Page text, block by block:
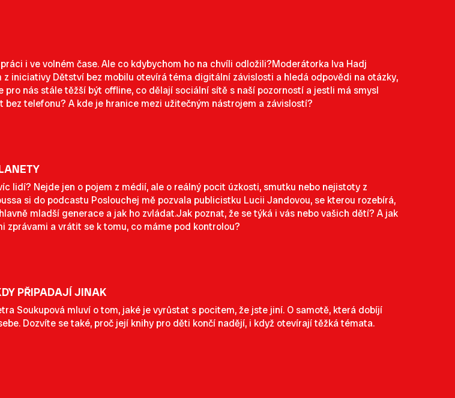
i ve volném čase. Ale co kdybychom ho na chvíli odložili?Moderátorka Iva Hadj
z iniciativy Dětství bez mobilu otevírá téma digitální závislosti a hledá odpovědi na otázky,
pro nás stále těžší být offline, co dělají sociální sítě s naší pozorností a jestli má smysl
telefonu? A kde je hranice mezi užitečným nástrojem a závislostí?
lidí? Nejde jen o pojem z médií, ale o reálný pocit úzkosti, smutku nebo nejistoty z
si do podcastu Poslouchej mě pozvala publicistku Lucii Jandovou, se kterou rozebírá,
mladší generace a jak ho zvládat.Jak poznat, že se týká i vás nebo vašich dětí? A jak
a vrátit se k tomu, co máme pod kontrolou?
PŘIPADAJÍ JINAK
Soukupová mluví o tom, jaké je vyrůstat s pocitem, že jste jiní. O samotě, která dobíjí
Dozvíte se také, proč její knihy pro děti končí nadějí, i když otevírají těžká témata.